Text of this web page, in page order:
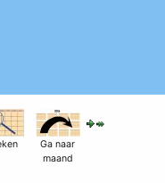
Ga naar
maand